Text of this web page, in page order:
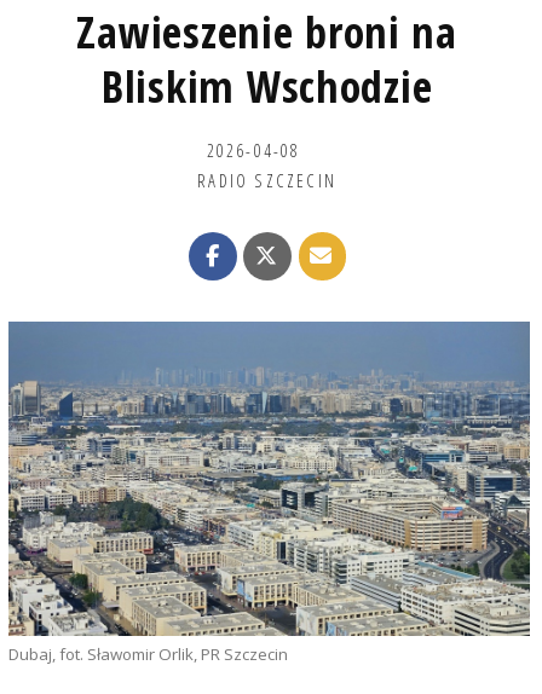
Zawieszenie broni na
Bliskim Wschodzie
2026-04-08
RADIO SZCZECIN
Dubaj, fot. Sławomir Orlik, PR Szczecin